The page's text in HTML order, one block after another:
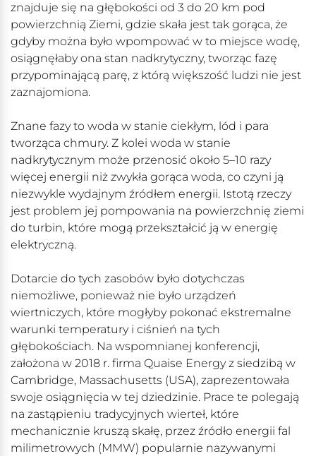
znajduje się na głębokości od 3 do 20 km pod
powierzchnią Ziemi, gdzie skała jest tak gorąca, że
gdyby można było wpompować w to miejsce wodę,
osiągnęłaby ona stan nadkrytyczny, tworząc fazę
przypominającą parę, z którą większość ludzi nie jest
zaznajomiona.
Znane fazy to woda w stanie ciekłym, lód i para
tworząca chmury. Z kolei woda w stanie
nadkrytycznym może przenosić około 5–10 razy
więcej energii niż zwykła gorąca woda, co czyni ją
niezwykle wydajnym źródłem energii. Istotą rzeczy
jest problem jej pompowania na powierzchnię ziemi
do turbin, które mogą przekształcić ją w energię
elektryczną.
Dotarcie do tych zasobów było dotychczas
niemożliwe, ponieważ nie było urządzeń
wiertniczych, które mogłyby pokonać ekstremalne
warunki temperatury i ciśnień na tych
głębokościach. Na wspomnianej konferencji,
założona w 2018 r. firma Quaise Energy z siedzibą w
Cambridge, Massachusetts (USA), zaprezentowała
swoje osiągnięcia w tej dziedzinie. Prace te polegają
na zastąpieniu tradycyjnych wierteł, które
mechanicznie kruszą skałę, przez źródło energii fal
milimetrowych (MMW) popularnie nazywanymi